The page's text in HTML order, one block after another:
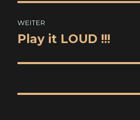
WEITER
Nächster
Play it LOUD !!!